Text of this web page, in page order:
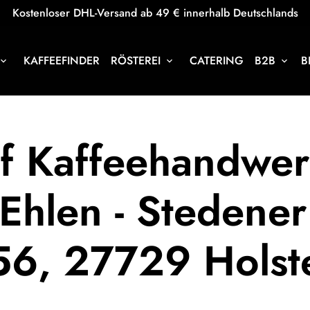
Kostenloser DHL-Versand ab 49 € innerhalb Deutschlands
keyboard_arrow_down KAFFEEFINDER RÖSTEREI keyboard_arrow_down CATERING B2B keyboard_arrow_down
-
27729